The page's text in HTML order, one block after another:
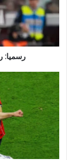
رسميا: